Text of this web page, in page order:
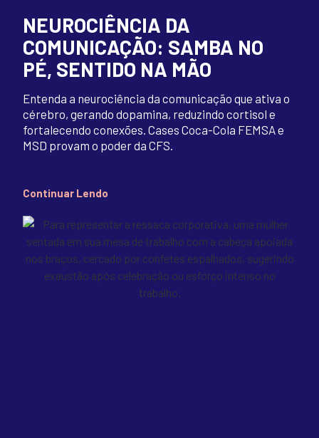
NEUROCIÊNCIA DA
COMUNICAÇÃO: SAMBA NO
PÉ, SENTIDO NA MÃO
Entenda a neurociência da comunicação que ativa o
cérebro, gerando dopamina, reduzindo cortisol e
fortalecendo conexões. Cases Coca-Cola FEMSA e
MSD provam o poder da CFS.
Continuar Lendo